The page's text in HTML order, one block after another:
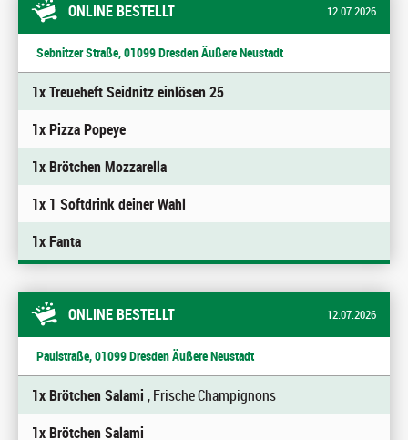
ONLINE BESTELLT 12.07.2026
Sebnitzer Straße, 01099 Dresden Äußere Neustadt
1x Treueheft Seidnitz einlösen 25
1x Pizza Popeye
1x Brötchen Mozzarella
1x 1 Softdrink deiner Wahl
1x Fanta
ONLINE BESTELLT 12.07.2026
Paulstraße, 01099 Dresden Äußere Neustadt
1x Brötchen Salami , Frische Champignons
1x Brötchen Salami